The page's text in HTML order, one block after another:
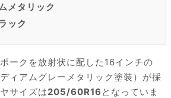
メタリック
ック
ークを放射状に配した16インチの
ィアムグレーメタリック塗装）が採
サイズは205/60R16 となっていま